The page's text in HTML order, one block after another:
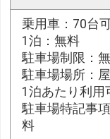
乗用車：70台
1泊：無料
駐車場制限：無
駐車場場所：
1泊あたり利用
駐車場特記事
料